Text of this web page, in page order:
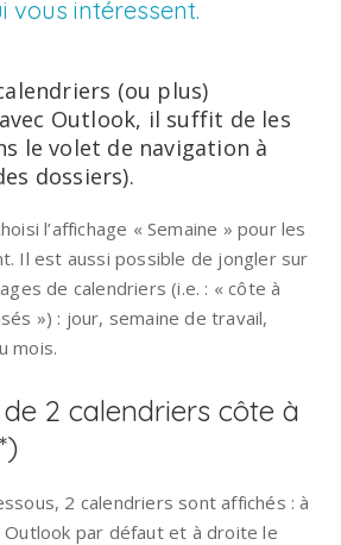
vous intéressent.
(ou plus)
Outlook, il suffit de les
le volet de navigation à
dossiers).
l’affichage « Semaine » pour les
Il est aussi possible de jongler sur
de calendriers (i.e. : « côte à
») : jour, semaine de travail,
mois.
2 calendriers côte à
2 calendriers sont affichés : à
Outlook par défaut et à droite le